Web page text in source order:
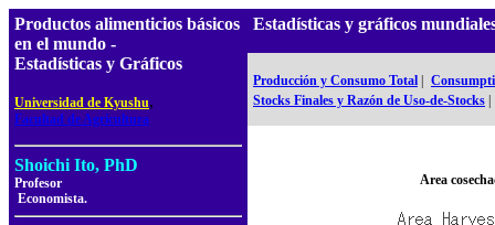
Productos alimenticios básicos
en el mundo -
Estadísticas y Gráficos
Universidad de Kyushu,
Facultad de Agricultura
Shoichi Ito, PhD
Profesor
Economista.
Estadísticas y gráficos
Producción y Consumo Total
Stocks Finales y Razón de Uso-de-Stocks
Area